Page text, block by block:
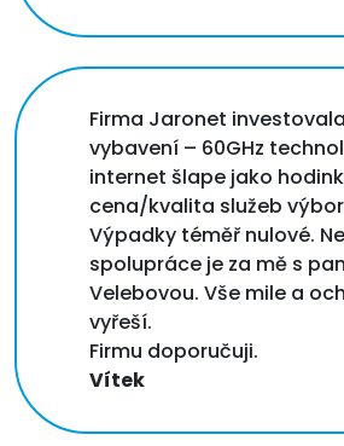
Firma Jaronet
vybavení – 60GHz
internet šlape jako
cena/kvalita služeb
Výpadky téměř nulové.
spolupráce je za mě s
Velebovou. Vše mile a
vyřeší.
Firmu doporučuji.
Vítek